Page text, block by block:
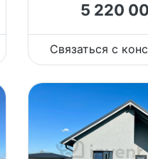
5 220
Связаться с